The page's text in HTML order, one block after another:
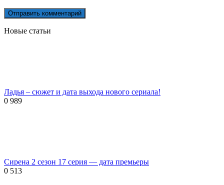
Новые статьи
Ладья – сюжет и дата выхода нового сериала!
0 989
Сирена 2 сезон 17 серия — дата премьеры
0 513